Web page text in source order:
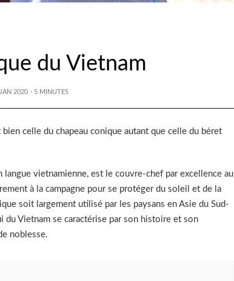
du Vietnam
2020 · 5 MINUTES
celle du chapeau conique autant que celle du béret
langue vietnamienne, est le couvre-chef par excellence au
à la campagne pour se protéger du soleil et de la
soit largement utilisé par les paysans en Asie du Sud-
du Vietnam se caractérise par son histoire et son
noblesse.